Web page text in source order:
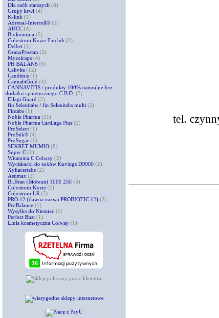
Dla osób starszych (8)
Grupy krwi (4)
K-link (1)
Adrenal-Intercell® (1)
AHCC (4)
Biokonopia (5)
Colostrum Kozie Finclub (2)
Delbet (1)
GranaProstan (2)
Mycelcaps (4)
PH BALANS (6)
Calivita (12)
Candimis (1)
CannabiGold (4)
CANNAVITIS / produkty 100% naturalne bez
dodatku syntetycznego C.B.D. (5)
Ellagi Guard (2)
fin Selenitabs / fin Selenitabs multi (2)
Fintabs (1)
Noble Pharma (11)
Noble Pharma Cartilage Plus (2)
ProSelect (1)
ProStik® (4)
ProSugar (1)
SEKRET MUMIO (8)
Super C (1)
Witamina C Colway (2)
Wyciskarki do soków Kuvings D9900 (2)
Xyliacertabs (2)
Astimax (2)
Bi.Bran (Biobran) 1000 250 (3)
Colostrum Kozie (2)
Colostrum LR (5)
PRO 12 (dawna nazwa PROBIOTIC 12) (2)
ProBalance (1)
Wysyłka do Niemiec (1)
Perfect Bust (1)
Linia kosmetyczna Colway (1)
tel.